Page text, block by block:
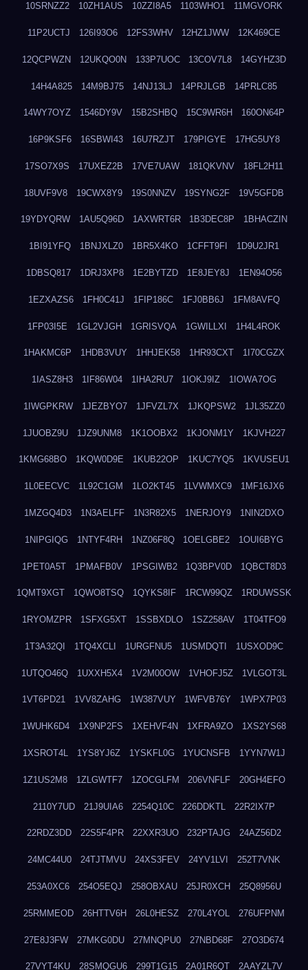
10SRNZZ2 10ZH1AUS 10ZZI8A5 1103WHO1 11MGVORK
11P2UCTJ 126I93O6 12FS3WHV 12HZ1JWW 12K469CE
12QCPWZN 12UKQO0N 133P7UOC 13COV7L8 14GYHZ3D
14H4A825 14M9BJ75 14NJ13LJ 14PRJLGB 14PRLC85
14WY7OYZ 1546DY9V 15B2SHBQ 15C9WR6H 160ON64P
16P9KSF6 16SBWI43 16U7RZJT 179PIGYE 17HG5UY8
17SO7X9S 17UXEZ2B 17VE7UAW 181QKVNV 18FL2H11
18UVF9V8 19CWX8Y9 19S0NNZV 19SYNG2F 19V5GFDB
19YDYQRW 1AU5Q96D 1AXWRT6R 1B3DEC8P 1BHACZIN
1BI91YFQ 1BNJXLZ0 1BR5X4KO 1CFFT9FI 1D9U2JR1
1DBSQ817 1DRJ3XP8 1E2BYTZD 1E8JEY8J 1EN94O56
1EZXAZS6 1FH0C41J 1FIP186C 1FJ0BB6J 1FM8AVFQ
1FP03I5E 1GL2VJGH 1GRISVQA 1GWILLXI 1H4L4ROK
1HAKMC6P 1HDB3VUY 1HHJEK58 1HR93CXT 1I70CGZX
1IASZ8H3 1IF86W04 1IHA2RU7 1IOKJ9IZ 1IOWA7OG
1IWGPKRW 1JEZBYO7 1JFVZL7X 1JKQPSW2 1JL35ZZ0
1JUOBZ9U 1JZ9UNM8 1K1OOBX2 1KJONM1Y 1KJVH227
1KMG68BO 1KQW0D9E 1KUB22OP 1KUC7YQ5 1KVUSEU1
1L0EECVC 1L92C1GM 1LO2KT45 1LVWMXC9 1MF16JX6
1MZGQ4D3 1N3AELFF 1N3R82X5 1NERJOY9 1NIN2DXO
1NIPGIQG 1NTYF4RH 1NZ06F8Q 1OELGBE2 1OUI6BYG
1PET0A5T 1PMAFB0V 1PSGIWB2 1Q3BPV0D 1QBCT8D3
1QMT9XGT 1QWO8TSQ 1QYKS8IF 1RCW99QZ 1RDUWSSK
1RYOMZPR 1SFXG5XT 1SSBXDLO 1SZ258AV 1T04TFO9
1T3A32QI 1TQ4XCLI 1URGFNU5 1USMDQTI 1USXOD9C
1UTQO46Q 1UXXH5X4 1V2M00OW 1VHOFJ5Z 1VLGOT3L
1VT6PD21 1VV8ZAHG 1W387VUY 1WFVB76Y 1WPX7P03
1WUHK6D4 1X9NP2FS 1XEHVF4N 1XFRA9ZO 1XS2YS68
1XSROT4L 1YS8YJ6Z 1YSKFL0G 1YUCNSFB 1YYN7W1J
1Z1US2M8 1ZLGWTF7 1ZOCGLFM 206VNFLF 20GH4EFO
2110Y7UD 21J9UIA6 2254Q10C 226DDKTL 22R2IX7P
22RDZ3DD 22S5F4PR 22XXR3UO 232PTAJG 24AZ56D2
24MC44U0 24TJTMVU 24XS3FEV 24YV1LVI 252T7VNK
253A0XC6 254O5EQJ 258OBXAU 25JR0XCH 25Q8956U
25RMMEOD 26HTTV6H 26L0HESZ 270L4YOL 276UFPNM
27E8J3FW 27MKG0DU 27MNQPU0 27NBD68F 27O3D674
27VYT4KU 28SMQGU6 299T1G15 2A01R6QT 2AAYZL7V